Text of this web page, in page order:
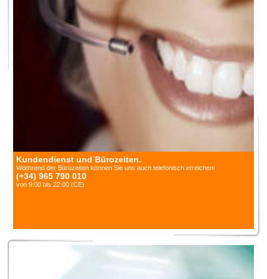
Kundendienst und Bürozeiten.
Wœhrend der Bürozeiten können Sie uns auch telefonisch erreichen!
(+34) 965 790 010
von 9:00 bis 22:00 (CE)